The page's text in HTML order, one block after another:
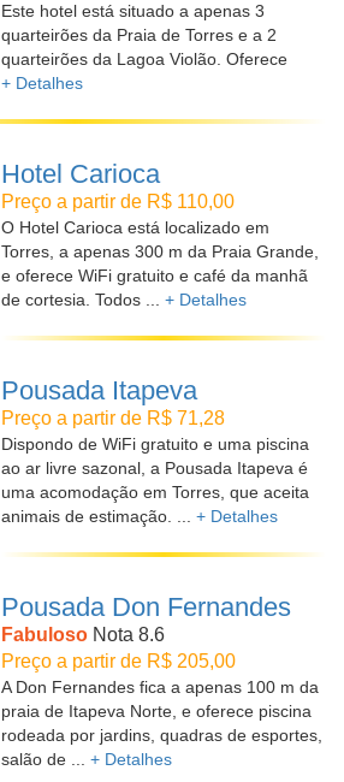
Este hotel está situado a apenas 3
quarteirões da Praia de Torres e a 2
quarteirões da Lagoa Violão. Oferece
+ Detalhes
Hotel Carioca
Preço a partir de R$ 110,00
O Hotel Carioca está localizado em
Torres, a apenas 300 m da Praia Grande,
e oferece WiFi gratuito e café da manhã
de cortesia. Todos ... + Detalhes
Pousada Itapeva
Preço a partir de R$ 71,28
Dispondo de WiFi gratuito e uma piscina
ao ar livre sazonal, a Pousada Itapeva é
uma acomodação em Torres, que aceita
animais de estimação. ... + Detalhes
Pousada Don Fernandes
Fabuloso Nota 8.6
Preço a partir de R$ 205,00
A Don Fernandes fica a apenas 100 m da
praia de Itapeva Norte, e oferece piscina
rodeada por jardins, quadras de esportes,
salão de ... + Detalhes